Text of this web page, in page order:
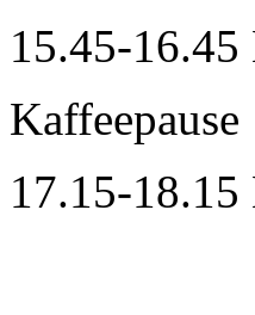
15.45-16.45
Kaffeepause
17.15-18.15